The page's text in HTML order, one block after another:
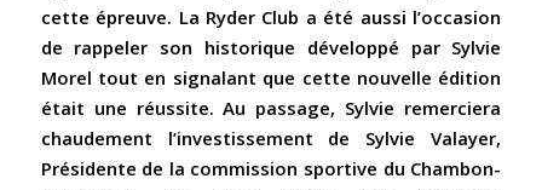
cette épreuve. La Ryder Club a été aussi l’occasion
de rappeler son historique développé par Sylvie
Morel tout en signalant que cette nouvelle édition
était une réussite. Au passage, Sylvie remerciera
chaudement l’investissement de Sylvie Valayer,
Présidente de la commission sportive du Chambon-